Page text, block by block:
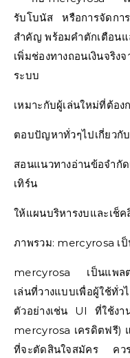
รับโบนัส หรือการจัดก
สำคัญ พร้อมคำตักเตือนแ
เพิ่มช่องทางถอนเงินจริ
ระบบ
เหมาะกับผู้เล่นใหม่ที่ต้อง
ตอบปัญหาทั่วๆไปเกี่ยวกั
สอนแนวทางอ่านข้อจำกั
เทิร์น
ให้แผนบริหารงบและเช็
ภาพรวม: mercyrosa เ
mercyrosa เป็นแพลต
เล่นที่วางแบบเพื่อผู้ใช้ทั่
ตัวอย่างเช่น UI ที่ใช้ง
mercyrosa เครดิตฟรี)
ที่จะตัดสินใจสมัคร ควร